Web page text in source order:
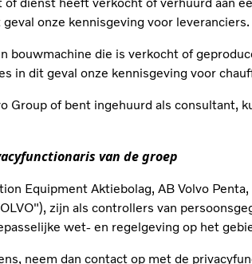
dienst heeft verkocht of verhuurd aan
onze kennisgeving voor leveranciers.
bouwmachine die is verkocht of
in dit geval onze kennisgeving voor
Group of bent ingehuurd als consultant,
van de groep
Equipment Aktiebolag, AB Volvo
zijn als controllers van
wet- en regelgeving op het
neem dan contact op met de